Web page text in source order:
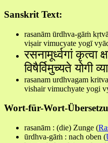
Sanskrit Text:
rasanām ūrdhva-gāṁ
viṣair vimucyate yogī
रसनामूर्ध्वगां कृत्वा
विषैर्विमुच्यते योगी
rasanam urdhvagam
vishair vimuchyate yogi
Wort-für-Wort-
rasanām : (die) Zunge (
ūrdhva-gāṁ : nach oben (